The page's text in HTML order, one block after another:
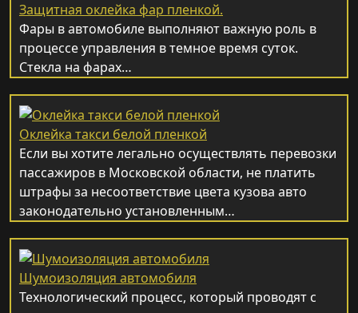
Защитная оклейка фар пленкой.
Фары в автомобиле выполняют важную роль в
процессе управления в темное время суток.
Стекла на фарах…
Оклейка такси белой пленкой
Если вы хотите легально осуществлять перевозки
пассажиров в Московской области, не платить
штрафы за несоответствие цвета кузова авто
законодательно установленным…
Шумоизоляция автомобиля
Технологический процесс, который проводят с